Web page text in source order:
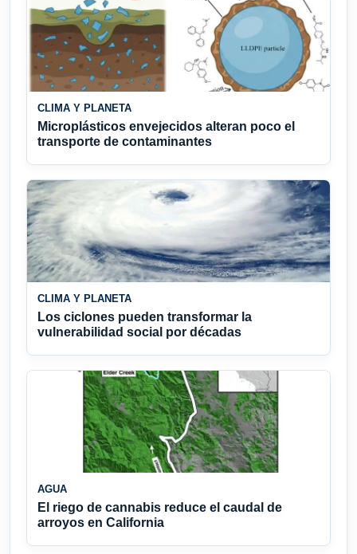
CLIMA Y PLANETA
Microplásticos envejecidos alteran poco el
transporte de contaminantes
CLIMA Y PLANETA
Los ciclones pueden transformar la
vulnerabilidad social por décadas
AGUA
El riego de cannabis reduce el caudal de
arroyos en California